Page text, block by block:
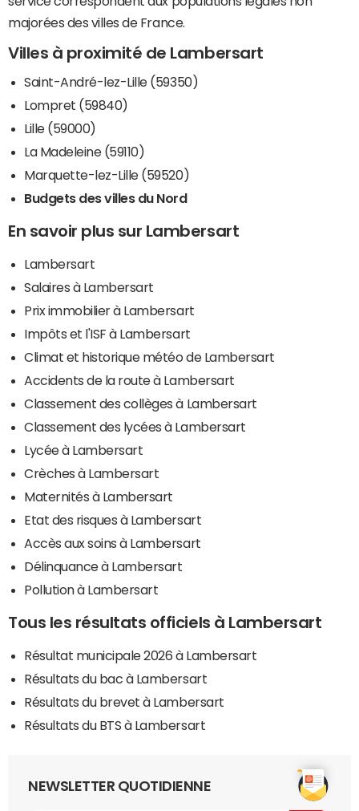
majorées des villes de France.
Villes à proximité de Lambersart
Saint-André-lez-Lille (59350)
Lompret (59840)
Lille (59000)
La Madeleine (59110)
Marquette-lez-Lille (59520)
Budgets des villes du Nord
En savoir plus sur Lambersart
Lambersart
Salaires à Lambersart
Prix immobilier à Lambersart
Impôts et l'ISF à Lambersart
Climat et historique météo de Lambersart
Accidents de la route à Lambersart
Classement des collèges à Lambersart
Classement des lycées à Lambersart
Lycée à Lambersart
Crèches à Lambersart
Maternités à Lambersart
Etat des risques à Lambersart
Accès aux soins à Lambersart
Délinquance à Lambersart
Pollution à Lambersart
Tous les résultats officiels à Lambersart
Résultat municipale 2026 à Lambersart
Résultats du bac à Lambersart
Résultats du brevet à Lambersart
Résultats du BTS à Lambersart
NEWSLETTER QUOTIDIENNE